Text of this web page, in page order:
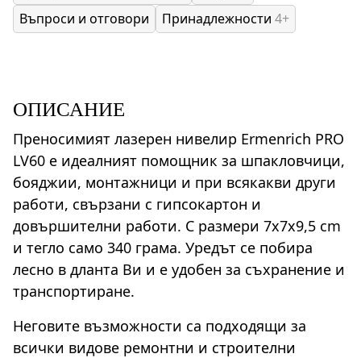
Въпроси и отговори
Принадлежности 4+
ОПИСАНИЕ
Преносимият лазерен нивелир Ermenrich PRO
LV60 е идеалният помощник за шпакловчици,
бояджии, монтажници и при всякакви други
работи, свързани с гипсокартон и
довършителни работи. С размери 7x7x9,5 cm
и тегло само 340 грама. Уредът се побира
лесно в дланта Ви и е удобен за съхранение и
транспортиране.
Неговите възможности са подходящи за
всички видове ремонтни и строителни